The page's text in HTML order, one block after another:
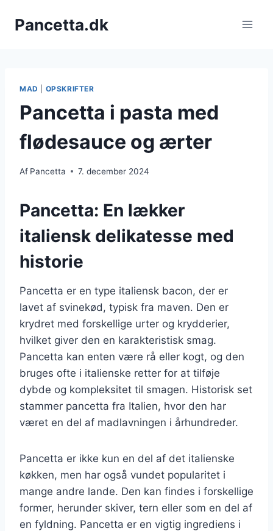
Pancetta.dk
MAD OPSKRIFTER
Pancetta i pasta med
flødesauce og ærter
Af Pancetta 7. december 2024
Pancetta: En lækker
italiensk delikatesse med
historie
Pancetta er en type italiensk bacon, der er
lavet af svinekød, typisk fra maven. Den er
krydret med forskellige urter og krydderier,
hvilket giver den en karakteristisk smag.
Pancetta kan enten være rå eller kogt, og den
bruges ofte i italienske retter for at tilføje
dybde og kompleksitet til smagen. Historisk set
stammer pancetta fra Italien, hvor den har
været en del af madlavningen i århundreder.
Pancetta er ikke kun en del af det italienske
køkken, men har også vundet popularitet i
mange andre lande. Den kan findes i forskellige
former, herunder skiver, tern eller som en del af
en fyldning. Pancetta er en vigtig ingrediens i